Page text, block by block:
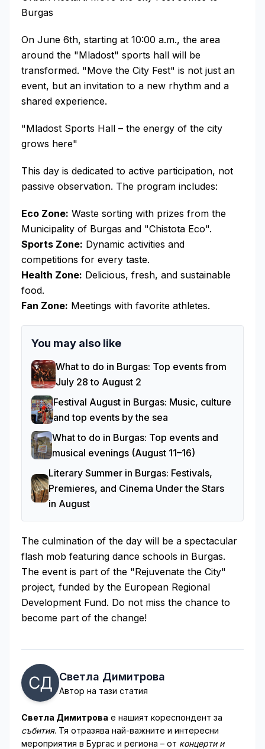
Burgas
On June 6th, starting at 10:00 a.m., the area
around the "Mladost" sports hall will be
transformed. "Move the City Fest" is not just an
event, but an invitation to a new rhythm and a
shared experience.
"Mladost Sports Hall – the energy of the city
grows here"
This day is dedicated to active participation, not
passive observation. The program includes:
Eco Zone: Waste sorting with prizes from the
Municipality of Burgas and "Chistota Eco".
Sports Zone: Dynamic activities and
competitions for every taste.
Health Zone: Delicious, fresh, and sustainable
food.
Fan Zone: Meetings with favorite athletes.
You may also like
What to do in Burgas: Top events from
July 28 to August 2
Festival August in Burgas: Music, culture
and top events by the sea
What to do in Burgas: Top events and
musical evenings (August 11–16)
Literary Summer in Burgas: Festivals,
Premieres, and Cinema Under the Stars
in August
The culmination of the day will be a spectacular
flash mob featuring dance schools in Burgas.
The event is part of the "Rejuvenate the City"
project, funded by the European Regional
Development Fund. Do not miss the chance to
become part of the change!
Светла Димитрова
Автор на тази статия
Светла Димитрова е нашият кореспондент за
събития. Тя отразява най-важните и интересни
мероприятия в Бургас и региона – от концерти и